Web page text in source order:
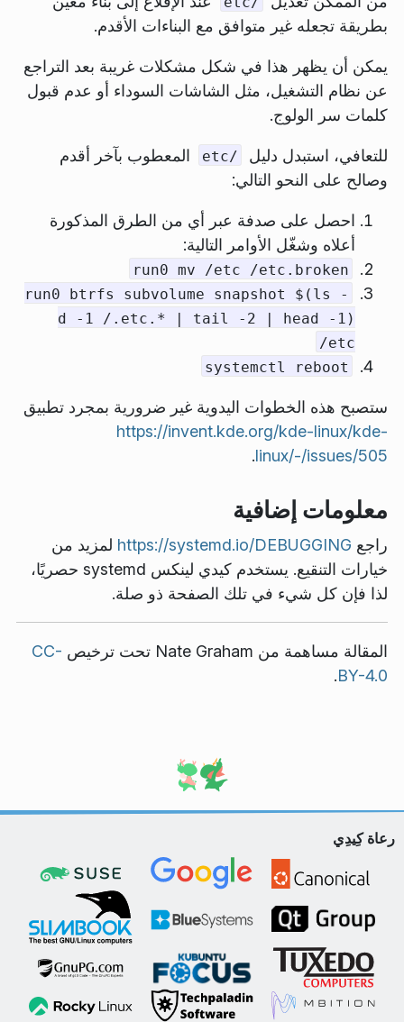
بطريقة تجعله غير متوافق مع البناءات الأقدم.
يمكن أن يظهر هذا في شكل مشكلات غريبة بعد التراجع
عن نظام التشغيل، مثل الشاشات السوداء أو عدم قبول
كلمات سر الولوج.
للتعافي، استبدل دليل /etc
المعطوب بآخر أقدم
وصالح على النحو التالي:
احصل على صدفة عبر أي من الطرق المذكورة
أعلاه وشغّل الأوامر التالية:
run0 mv /etc /etc.broken
run0 btrfs subvolume snapshot $(ls -
d -1 /.etc.* | tail -2 | head -1)
/etc
systemctl reboot
ستصبح هذه الخطوات اليدوية غير ضرورية بمجرد تطبيق
https://invent.kde.org/kde-linux/kde-
linux/-/issues/505
.
معلومات إضافية
راجع https://systemd.io/DEBUGGING لمزيد من
خيارات التنقيع. يستخدم كيدي لينكس systemd حصريًا،
لذا فإن كل شيء في تلك الصفحة ذو صلة.
المقالة مساهمة من Nate Graham تحت ترخيص CC-
BY-4.0
.
رعاة كِيدِي